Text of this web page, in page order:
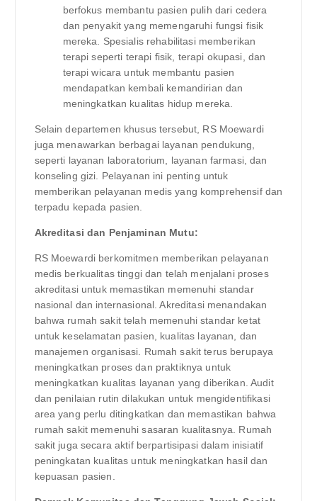
berfokus membantu pasien pulih dari cedera
dan penyakit yang memengaruhi fungsi fisik
mereka. Spesialis rehabilitasi memberikan
terapi seperti terapi fisik, terapi okupasi, dan
terapi wicara untuk membantu pasien
mendapatkan kembali kemandirian dan
meningkatkan kualitas hidup mereka.
Selain departemen khusus tersebut, RS Moewardi
juga menawarkan berbagai layanan pendukung,
seperti layanan laboratorium, layanan farmasi, dan
konseling gizi. Pelayanan ini penting untuk
memberikan pelayanan medis yang komprehensif dan
terpadu kepada pasien.
Akreditasi dan Penjaminan Mutu:
RS Moewardi berkomitmen memberikan pelayanan
medis berkualitas tinggi dan telah menjalani proses
akreditasi untuk memastikan memenuhi standar
nasional dan internasional. Akreditasi menandakan
bahwa rumah sakit telah memenuhi standar ketat
untuk keselamatan pasien, kualitas layanan, dan
manajemen organisasi. Rumah sakit terus berupaya
meningkatkan proses dan praktiknya untuk
meningkatkan kualitas layanan yang diberikan. Audit
dan penilaian rutin dilakukan untuk mengidentifikasi
area yang perlu ditingkatkan dan memastikan bahwa
rumah sakit memenuhi sasaran kualitasnya. Rumah
sakit juga secara aktif berpartisipasi dalam inisiatif
peningkatan kualitas untuk meningkatkan hasil dan
kepuasan pasien.